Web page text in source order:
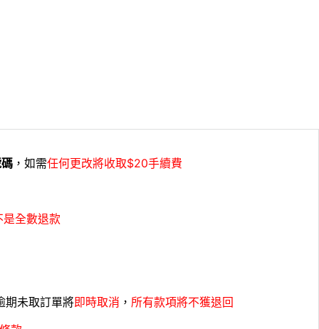
，如需任何更改將收取$20手續費
是全數退款
期未取訂單將即時取消 ， 所有款項將不獲退回